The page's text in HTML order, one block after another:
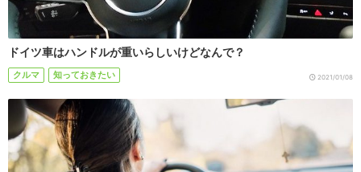
ドイツ車はハンドルが重いらしいけどなんで？
クルマ 知っておきたい 2021/01/08